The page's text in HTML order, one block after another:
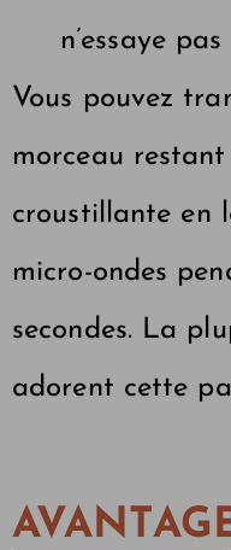
n’essaye
Vous pouvez
morceau
croustillante en
micro-ondes
secondes. La
adorent cette